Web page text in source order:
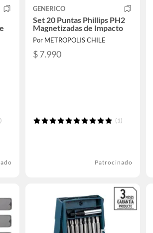
GENERICO
Set 20 Puntas Phillips PH2
Magnetizadas de Impacto
Por METROPOLIS CHILE
$ 7.990
(1)
Patrocinado